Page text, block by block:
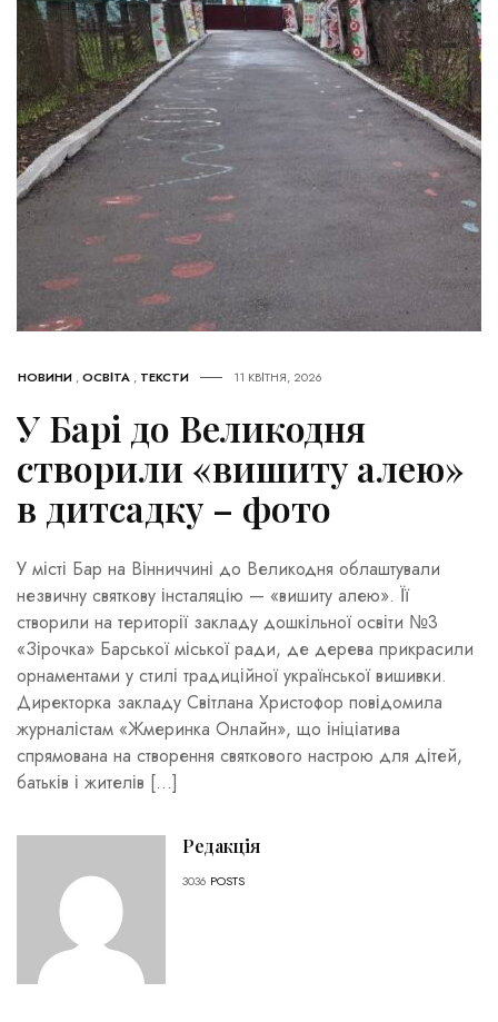
НОВИНИ ,ОСВІТА , ТЕКСТИ 11 КВІТНЯ, 2026
У Барі до Великодня
створили «вишиту алею»
в дитсадку – фото
У місті Бар на Вінниччині до Великодня облаштували
незвичну святкову інсталяцію — «вишиту алею». Її
створили на території закладу дошкільної освіти №3
«Зірочка» Барської міської ради, де дерева прикрасили
орнаментами у стилі традиційної української вишивки.
Директорка закладу Світлана Христофор повідомила
журналістам «Жмеринка Онлайн», що ініціатива
спрямована на створення святкового настрою для дітей,
батьків і жителів […]
Редакція
3036 POSTS